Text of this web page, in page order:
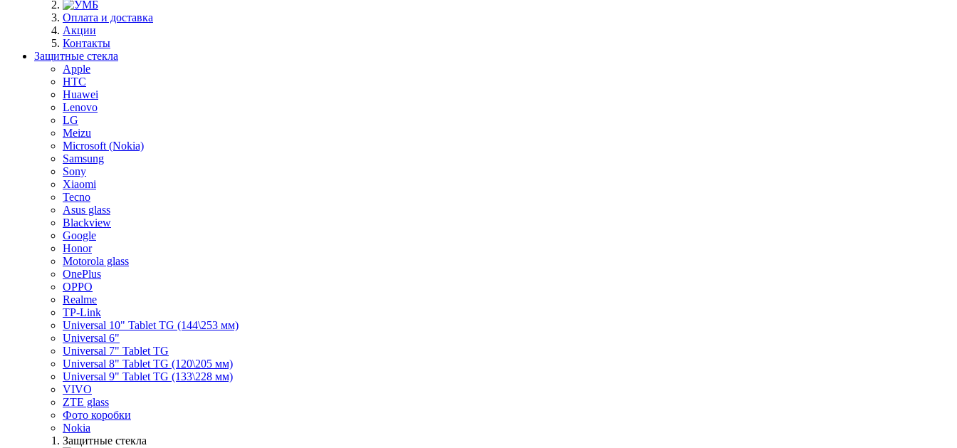
Оплата и доставка
Акции
Контакты
Защитные стекла
Apple
HTC
Huawei
Lenovo
LG
Meizu
Microsoft (Nokia)
Samsung
Sony
Xiaomi
Tecno
Asus glass
Blackview
Google
Honor
Motorola glass
OnePlus
OPPO
Realme
TP-Link
Universal 10" Tablet TG (144\253 мм)
Universal 6"
Universal 7" Tablet TG
Universal 8" Tablet TG (120\205 мм)
Universal 9" Tablet TG (133\228 мм)
VIVO
ZTE glass
Фото коробки
Nokia
Защитные стекла